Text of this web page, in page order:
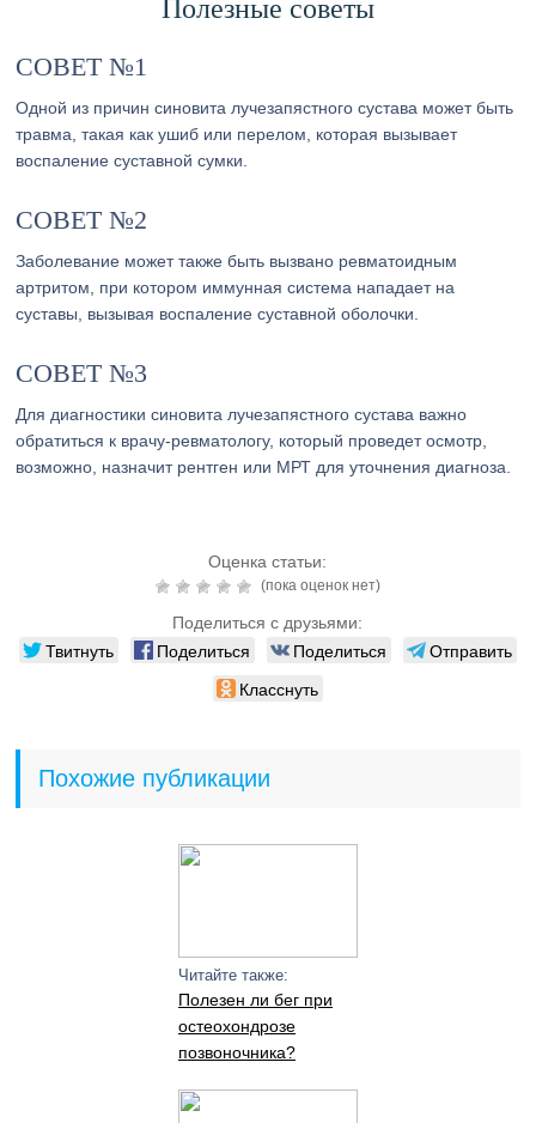
Полезные советы
СОВЕТ №1
Одной из причин синовита лучезапястного сустава может быть
травма, такая как ушиб или перелом, которая вызывает
воспаление суставной сумки.
СОВЕТ №2
Заболевание может также быть вызвано ревматоидным
артритом, при котором иммунная система нападает на
суставы, вызывая воспаление суставной оболочки.
СОВЕТ №3
Для диагностики синовита лучезапястного сустава важно
обратиться к врачу-ревматологу, который проведет осмотр,
возможно, назначит рентген или МРТ для уточнения диагноза.
Оценка статьи:
(пока оценок нет)
Поделиться с друзьями:
Твитнуть Поделиться Поделиться
Отправить
Класснуть
Похожие публикации
Читайте также:
Полезен ли бег при
остеохондрозе
позвоночника?